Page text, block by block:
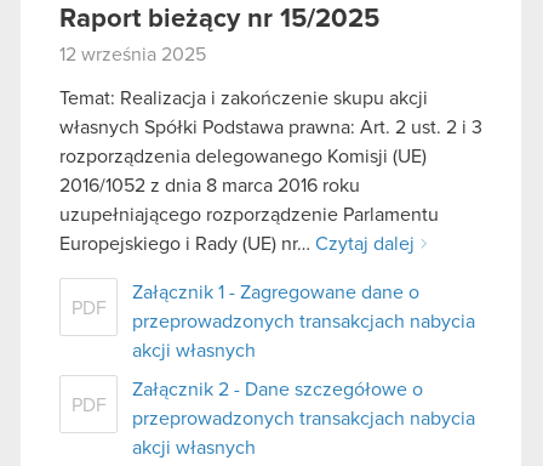
Raport bieżący nr 15/2025
12 września 2025
Temat: Realizacja i zakończenie skupu akcji
własnych Spółki Podstawa prawna: Art. 2 ust. 2 i 3
rozporządzenia delegowanego Komisji (UE)
2016/1052 z dnia 8 marca 2016 roku
uzupełniającego rozporządzenie Parlamentu
Europejskiego i Rady (UE) nr… Czytaj dalej
PDF
Załącznik 1 - Zagregowane dane o
przeprowadzonych transakcjach nabycia
akcji własnych
PDF
Załącznik 2 - Dane szczegółowe o
przeprowadzonych transakcjach nabycia
akcji własnych